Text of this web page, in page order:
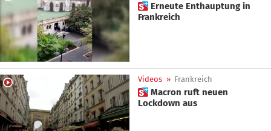
 Erneute Enthauptung in
Frankreich
Videos » Frankreich
 Macron ruft neuen
Lockdown aus